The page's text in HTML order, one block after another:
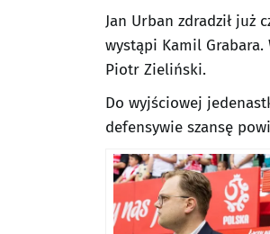
Jan Urban zdradził już
wystąpi Kamil Grabara.
Piotr Zieliński.
Do wyjściowej
defensywie szansę